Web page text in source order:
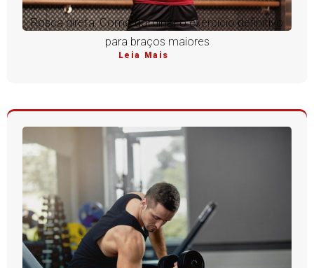
Rosca direta: Como dominar o exercício definitivo
para braços maiores
Leia Mais